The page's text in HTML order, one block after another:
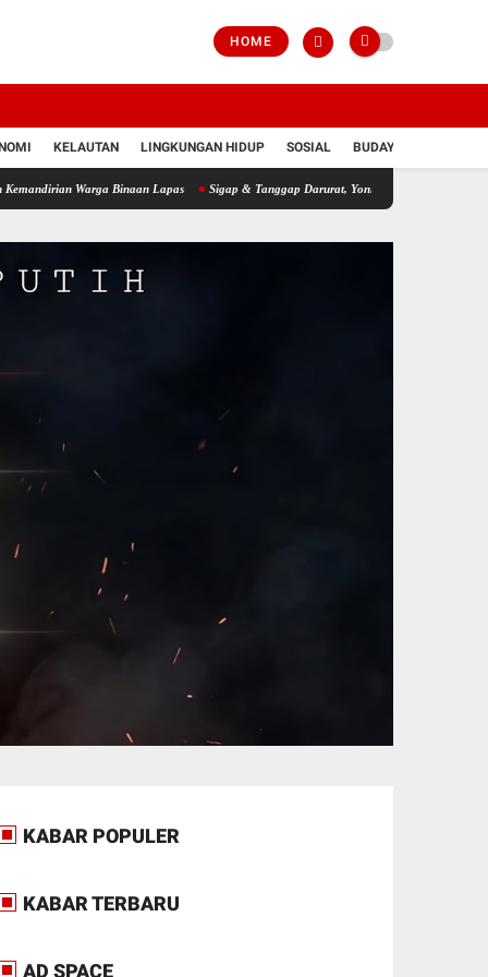
HOME
KELAUTAN LINGKUNGAN HIDUP SOSIAL BUDAYA
Warga Binaan Lapas Sigap & Tanggap Darurat, Yonif 751/VJS Bantu
KABAR POPULER
KABAR TERBARU
AD SPACE